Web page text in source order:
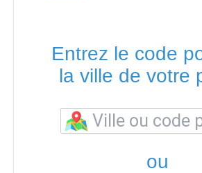
Entrez le code
la ville de votre
ou